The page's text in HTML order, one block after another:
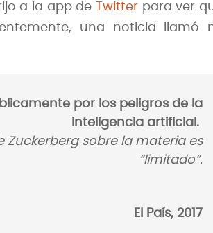
a la app de
Twitter para ver
una noticia llamó
por los peligros de la
inteligencia artificial.
Zuckerberg sobre la materia es
“limitado”.
El País, 2017